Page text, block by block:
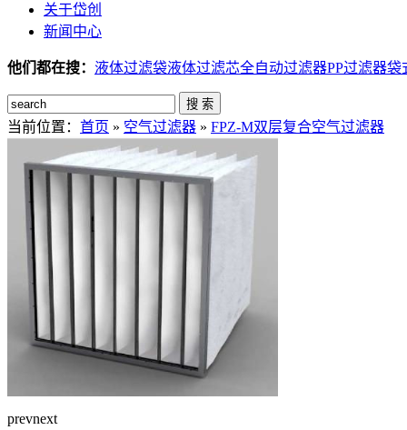
关于岱创
新闻中心
他们都在搜： 液体过滤袋液体过滤芯全自动过滤器PP过滤器袋
搜 索
当前位置： 首页 » 空气过滤器 » FPZ-M双层复合空气过滤器
prevnext